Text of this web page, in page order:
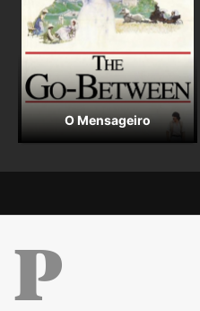
O Mensageiro